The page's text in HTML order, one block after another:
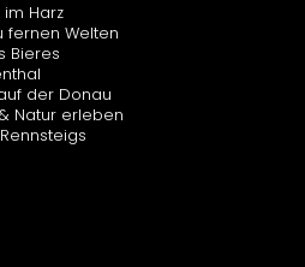
Harz
fernen Welten
Bieres
der Donau
Natur erleben